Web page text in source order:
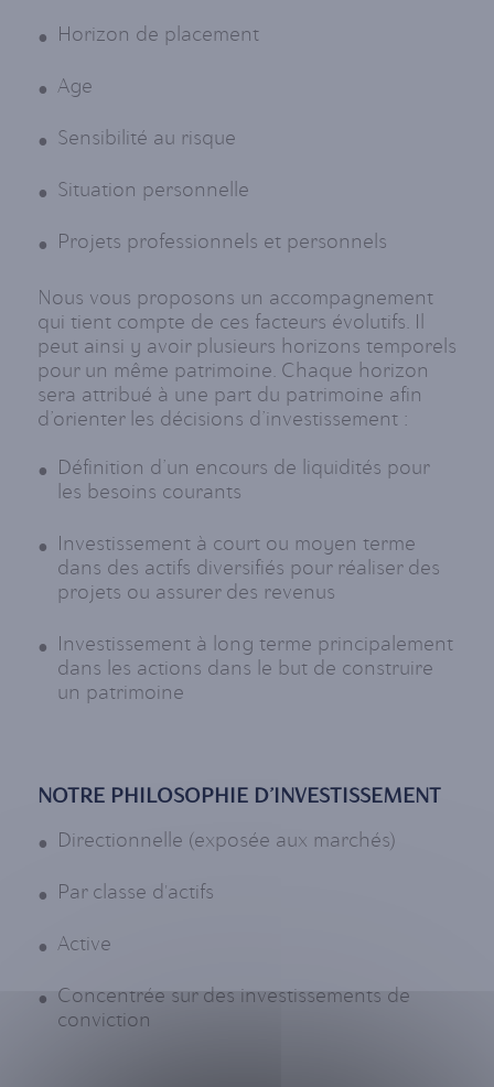
Horizon de placement
Age
Sensibilité au risque
Situation personnelle
Projets professionnels et personnels
Nous vous proposons un accompagnement
qui tient compte de ces facteurs évolutifs. Il
peut ainsi y avoir plusieurs horizons temporels
pour un même patrimoine. Chaque horizon
sera attribué à une part du patrimoine afin
d’orienter les décisions d’investissement :
Définition d’un encours de liquidités pour
les besoins courants
Investissement à court ou moyen terme
dans des actifs diversifiés pour réaliser des
projets ou assurer des revenus
Investissement à long terme principalement
dans les actions dans le but de construire
un patrimoine
NOTRE PHILOSOPHIE D’INVESTISSEMENT
Directionnelle (exposée aux marchés)
Par classe d'actifs
Active
Concentrée sur des investissements de
conviction